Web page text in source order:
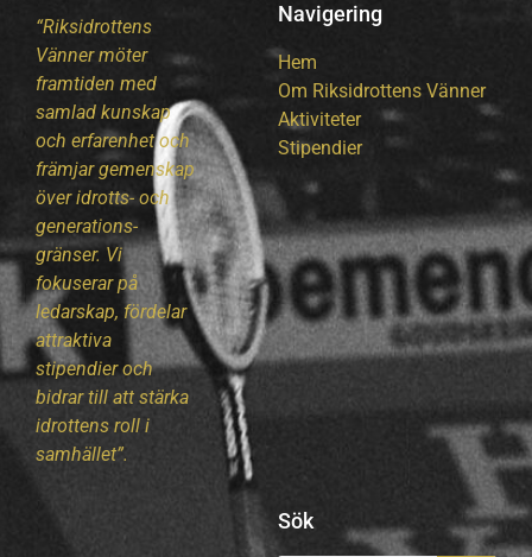
“Riksidrottens
Vänner möter
framtiden med
samlad kunskap
och erfarenhet och
främjar gemenskap
över idrotts- och
generations-
gränser. Vi
fokuserar på
ledarskap, fördelar
attraktiva
stipendier och
bidrar till att stärka
idrottens roll i
samhället”.
Navigering
Hem
Om Riksidrottens Vänner
Aktiviteter
Stipendier
Sök